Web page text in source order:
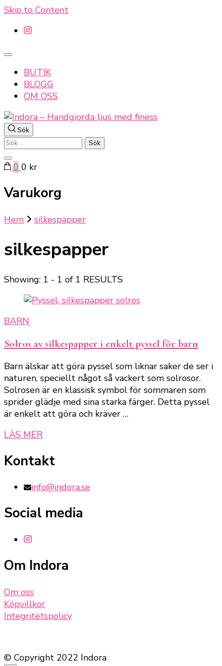
Skip to Content
BUTIK
BLOGG
OM OSS
Indora – Handgjorda ljus med finess
Sök
Sök
efter:
0 0 kr
Varukorg
Hem silkespapper
silkespapper
Showing: 1 - 1 of 1 RESULTS
BARN
Solros av silkespapper i enkelt pyssel för barn
Barn älskar att göra pyssel som liknar saker de ser i
naturen, speciellt något så vackert som solrosor.
Solrosen är en klassisk symbol för sommaren som
sprider glädje med sina starka färger. Detta pyssel
är enkelt att göra och kräver …
LÄS MER
Kontakt
info@indora.se
Social media
Om Indora
Om oss
Köpvillkor
Integritetspolicy
© Copyright 2022 Indora